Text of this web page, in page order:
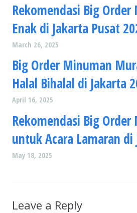
Rekomendasi Big
Enak di Jakarta Pusat
March 26, 2025
Big Order Minuman
Halal Bihalal di Jakarta
April 16, 2025
Rekomendasi Big
untuk Acara Lamaran di
May 18, 2025
Leave a Reply